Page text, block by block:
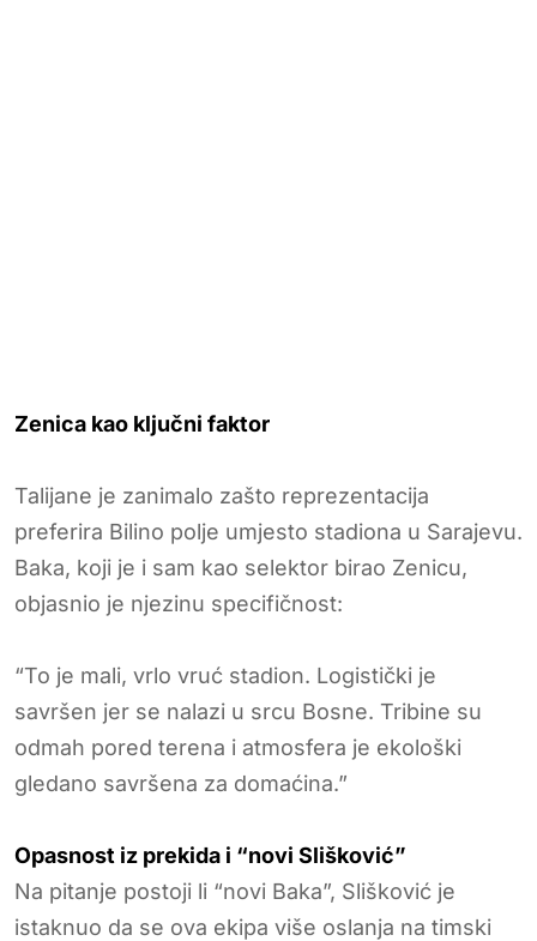
Zenica kao ključni faktor
Talijane je zanimalo zašto reprezentacija
preferira Bilino polje umjesto stadiona u Sarajevu.
Baka, koji je i sam kao selektor birao Zenicu,
objasnio je njezinu specifičnost:
“To je mali, vrlo vruć stadion. Logistički je
savršen jer se nalazi u srcu Bosne. Tribine su
odmah pored terena i atmosfera je ekološki
gledano savršena za domaćina.”
Opasnost iz prekida i “novi Slišković”
Na pitanje postoji li “novi Baka”, Slišković je
istaknuo da se ova ekipa više oslanja na timski